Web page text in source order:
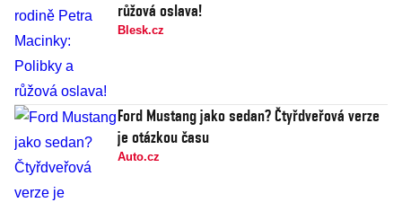
růžová oslava!
Blesk.cz
Ford Mustang jako sedan? Čtyřdveřová verze
je otázkou času
Auto.cz